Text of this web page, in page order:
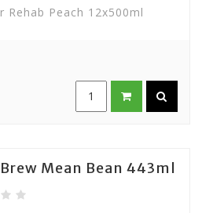
Rehab Peach 12x500ml
Mean Bean 443ml